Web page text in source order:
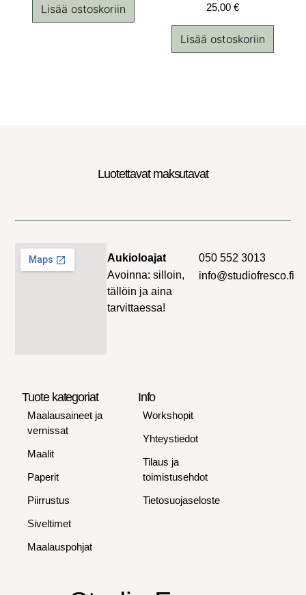
Lisää ostoskoriin 25,00 €
Lisää ostoskoriin
Luotettavat maksutavat
Tuote kategoriat
Maalausaineet ja
vernissat
Maalit
Paperit
Piirrustus
Siveltimet
Maalauspohjat
Info
Workshopit
Yhteystiedot
Tilaus ja
toimistusehdot
Tietosuojaseloste
Aukioloajat
Avoinna: silloin,
tällöin ja aina
tarvittaessa!
050 552 3013
info@studiofresco.fi